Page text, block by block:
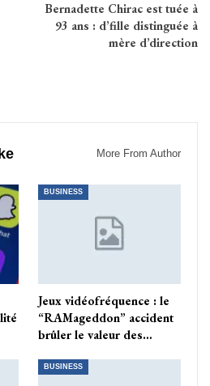
Bernadette Chirac est tuée à
93 ans : d’fille distinguée à
mère d’direction
More From Author
BUSINESS
Jeux vidéofréquence : le
“RAMageddon” accident
brûler le valeur des…
BUSINESS